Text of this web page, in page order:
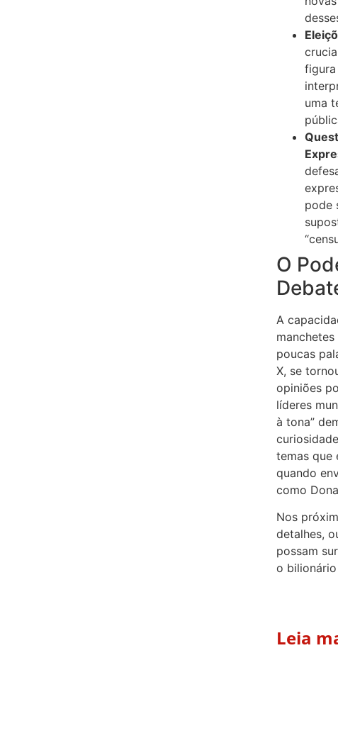
uma
pode
O
A
poucas
X, se
opiniões
líderes
à tona”
temas que
quando
como
Nos
detalhes,
possam
o
Leia